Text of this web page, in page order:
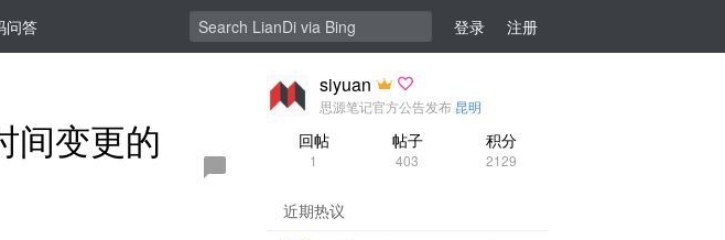
问答 登录 注册
间变更的
siyuan
思源笔记官方公告发布 昆明
回帖
1
帖子
403
积分
2129
近期热议